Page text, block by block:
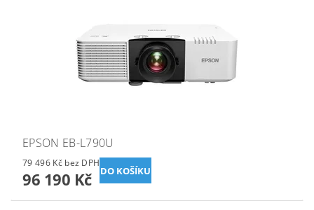
EPSON EB-L790U
79 496 Kč bez DPH
96 190 Kč